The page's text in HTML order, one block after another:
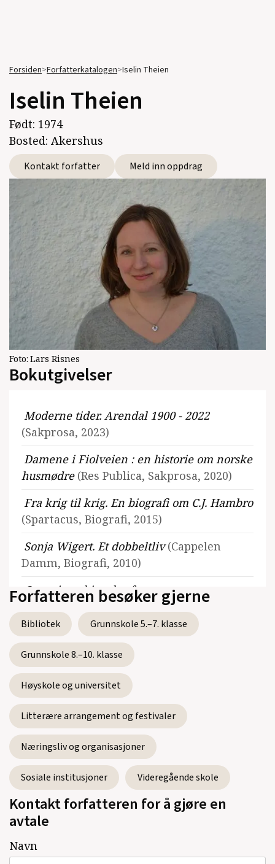
Forsiden>Forfatterkatalogen>Iselin Theien
Iselin Theien
Født: 1974
Bosted: Akershus
Kontakt forfatter Meld inn oppdrag
Foto: Lars Risnes
Bokutgivelser
Moderne tider. Arendal 1900 - 2022
(Sakprosa, 2023)
Damene i Fiolveien : en historie om norske
husmødre (Res Publica, Sakprosa, 2020)
Fra krig til krig. En biografi om C.J. Hambro
(Spartacus, Biografi, 2015)
Sonja Wigert. Et dobbeltliv(Cappelen
Damm, Biografi, 2010)
Organisert kjøpekraft.
Forbrukersamvirkets historie i Norge
Sakprosa, 2006)
Se alle utgivelser
Forfatteren besøker gjerne
Bibliotek Grunnskole 5.–7. klasse
Grunnskole 8.–10. klasse
Høyskole og universitet
Litterære arrangement og festivaler
Næringsliv og organisasjoner
Sosiale institusjoner Videregående skole
Kontakt forfatteren for å gjøre en
avtale
Navn